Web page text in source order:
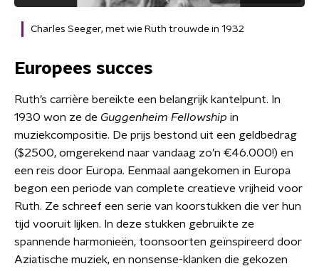
Charles Seeger, met wie Ruth trouwde in 1932
Europees succes
Ruth’s carrière bereikte een belangrijk kantelpunt. In
1930 won ze de Guggenheim Fellowship in
muziekcompositie. De prijs bestond uit een geldbedrag
($2500, omgerekend naar vandaag zo’n €46.000!) en
een reis door Europa. Eenmaal aangekomen in Europa
begon een periode van complete creatieve vrijheid voor
Ruth. Ze schreef een serie van koorstukken die ver hun
tijd vooruit lijken. In deze stukken gebruikte ze
spannende harmonieën, toonsoorten geïnspireerd door
Aziatische muziek, en nonsense-klanken die gekozen